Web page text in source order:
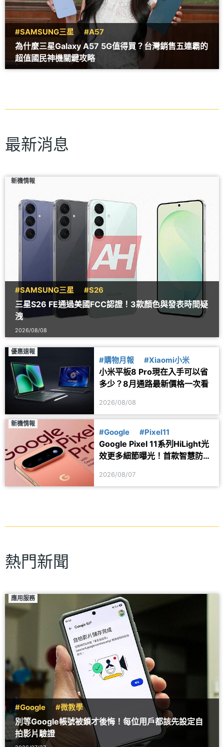
#SAMSUNG三星 #A57
為什麼三星Galaxy A57 5G值得買？台灣銷售五連霸的
超值國民神機關鍵攻略
最新消息
新機情報
#SAMSUNG三星 #S26
三星S26 FE通過美國FCC認證！3款顏色與發表時間疑
洩
2026/08/08
優惠速報
#購物月報 #Xiaomi小米
小米平板8 Pro現在入手可以省
多少？8月通路最新價格一次看
2026/08/08
新機情報
#Google #Pixel11
Google Pixel 11系列HiLight光
效更多細節曝光！首款智慧防丟
2026/08/07
熱門新聞
應用服務
#Google #微教學
別等Google帳號被鎖才後悔！每位用戶都該先設定自
拍影片驗證